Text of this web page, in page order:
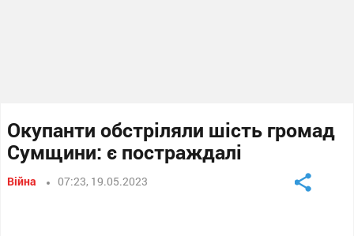
Окупанти обстріляли шість громад
Сумщини: є постраждалі
Війна 07:23, 19.05.2023